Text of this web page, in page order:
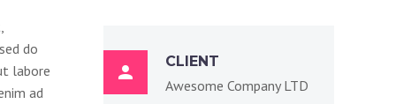
do
labore
ad

CLIENT
Awesome Company LTD